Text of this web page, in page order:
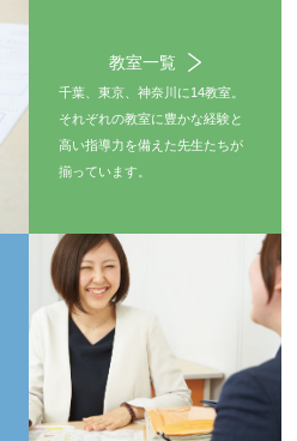
教室一覧
千葉、東京、神奈川に14教室。
それぞれの教室に豊かな経験と
高い指導力を備えた先生たちが
揃っています。